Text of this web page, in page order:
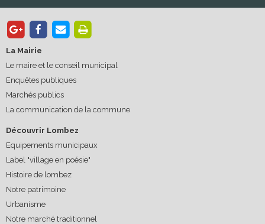
La Mairie
Le maire et le conseil municipal
Enquêtes publiques
Marchés publics
La communication de la commune
Découvrir Lombez
Equipements municipaux
Label "village en poésie"
Histoire de lombez
Notre patrimoine
Urbanisme
Notre marché traditionnel